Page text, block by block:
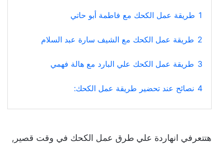
1 طريقة عمل الكحك مع فاطمة أبو حاتي
2 طريقة عمل الكحك مع الشيف سارة عبد السلام
3 طريقة عمل الكحك علي البارد مع هالة فهمي
4 نصائح عند تحضير طريقة عمل الكحك:
هتتعرفي انهاردة علي طرق عمل الكحك في وقت قصير,